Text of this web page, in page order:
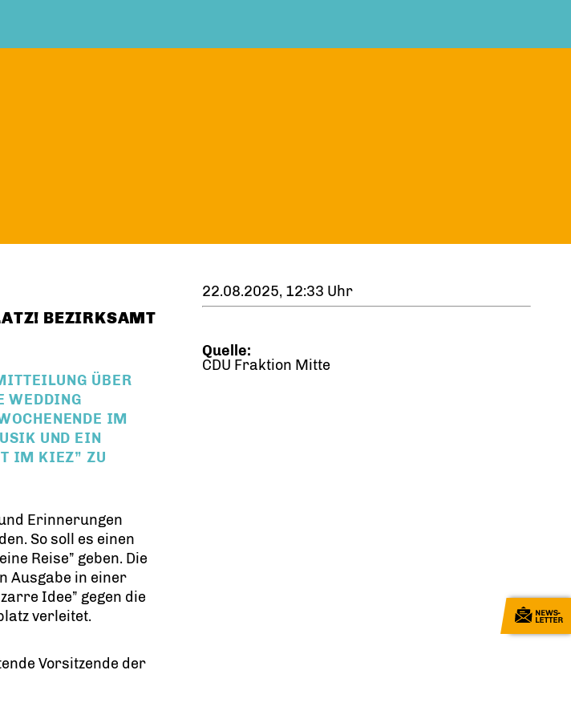
BEZIRKSAMT
ÜBER
WEDDING
IM
UND EIN
IM KIEZ” ZU
Erinnerungen
So soll es einen
Reise” geben. Die
Ausgabe in einer
Idee” gegen die
verleitet.
Vorsitzende der
22.08.2025, 12:33 Uhr
Quelle:
CDU Fraktion Mitte